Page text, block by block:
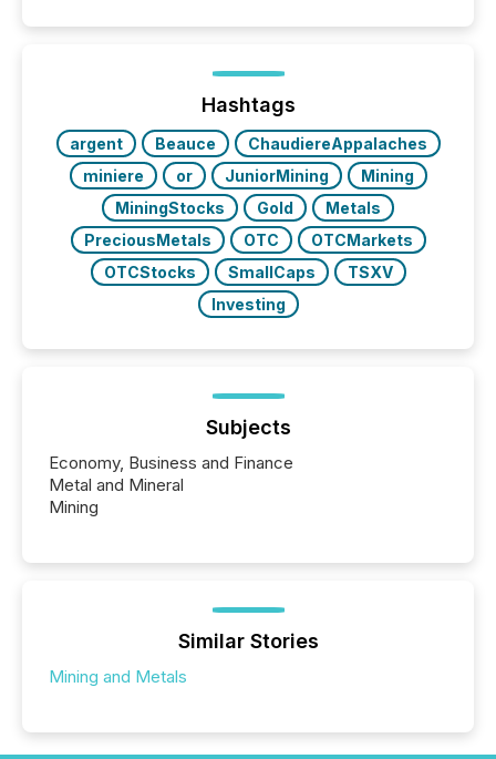
Yahoo and Apple. They reflect how audiences
discovered and engaged with each announcement.
Key Insights...
Hashtags
argent Beauce
ChaudiereAppalaches
miniere
or JuniorMining
Mining
MiningStocks
Gold
Metals
PreciousMetals
OTC
OTCMarkets
OTCStocks
SmallCaps
TSXV
Investing
Subjects
Economy, Business and Finance
Metal and Mineral
Mining
Similar Stories
Mining and Metals